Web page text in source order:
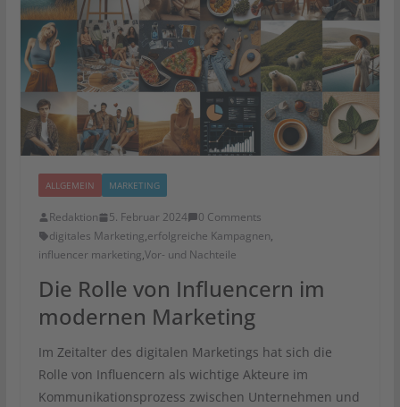
ALLGEMEIN MARKETING
Redaktion 5. Februar 2024
0 Comments
digitales Marketing,erfolgreiche Kampagnen,
influencer marketing,Vor- und Nachteile
Die Rolle von Influencern im
modernen Marketing
Im Zeitalter des digitalen Marketings hat sich die
Rolle von Influencern als wichtige Akteure im
Kommunikationsprozess zwischen Unternehmen und